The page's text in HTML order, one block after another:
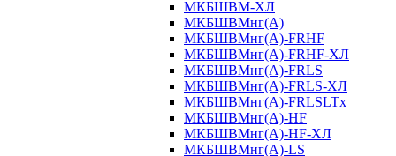
МКБШВМ-ХЛ
МКБШВМнг(А)
МКБШВМнг(А)-FRHF
МКБШВМнг(А)-FRHF-ХЛ
МКБШВМнг(А)-FRLS
МКБШВМнг(А)-FRLS-ХЛ
МКБШВМнг(А)-FRLSLTx
МКБШВМнг(А)-HF
МКБШВМнг(А)-HF-ХЛ
МКБШВМнг(А)-LS